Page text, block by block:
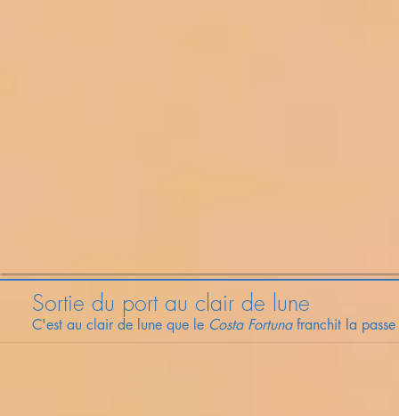
Sortie du port au clair de lune
C'est au clair de lune que le Costa Fortunafranchit la